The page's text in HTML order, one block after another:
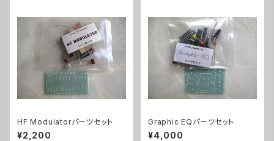
HF Modulatorパーツセット
¥2,200
Graphic EQパーツセット
¥4,000